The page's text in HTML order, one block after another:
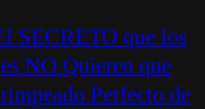
SECRETO que los
NO Quieren que
Perfecto de